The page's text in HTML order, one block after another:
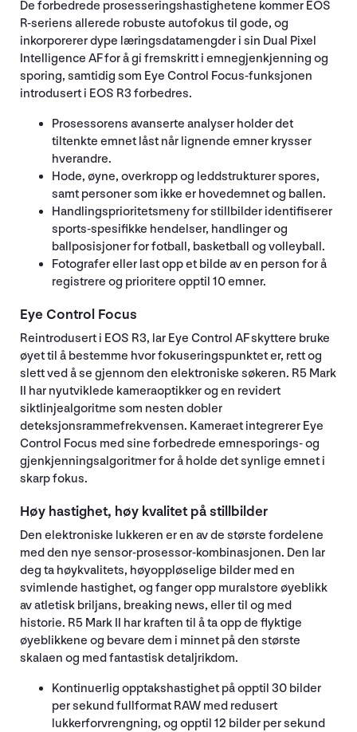
De forbedrede prosesseringshastighetene kommer EOS
R-seriens allerede robuste autofokus til gode, og
inkorporerer dype læringsdatamengder i sin Dual Pixel
Intelligence AF for å gi fremskritt i emnegjenkjenning og
sporing, samtidig som Eye Control Focus-funksjonen
introdusert i EOS R3 forbedres.
Prosessorens avanserte analyser holder det
tiltenkte emnet låst når lignende emner krysser
hverandre.
Hode, øyne, overkropp og leddstrukturer spores,
samt personer som ikke er hovedemnet og ballen.
Handlingsprioritetsmeny for stillbilder identifiserer
sports-spesifikke hendelser, handlinger og
ballposisjoner for fotball, basketball og volleyball.
Fotografer eller last opp et bilde av en person for å
registrere og prioritere opptil 10 emner.
Eye Control Focus
Reintrodusert i EOS R3, lar Eye Control AF skyttere bruke
øyet til å bestemme hvor fokuseringspunktet er, rett og
slett ved å se gjennom den elektroniske søkeren. R5 Mark
II har nyutviklede kameraoptikker og en revidert
siktlinjealgoritme som nesten dobler
deteksjonsrammefrekvensen. Kameraet integrerer Eye
Control Focus med sine forbedrede emnesporings- og
gjenkjenningsalgoritmer for å holde det synlige emnet i
skarp fokus.
Høy hastighet, høy kvalitet på stillbilder
Den elektroniske lukkeren er en av de største fordelene
med den nye sensor-prosessor-kombinasjonen. Den lar
deg ta høykvalitets, høyoppløselige bilder med en
svimlende hastighet, og fanger opp muralstore øyeblikk
av atletisk briljans, breaking news, eller til og med
historie. R5 Mark II har kraften til å ta opp de flyktige
øyeblikkene og bevare dem i minnet på den største
skalaen og med fantastisk detaljrikdom.
Kontinuerlig opptakshastighet på opptil 30 bilder
per sekund fullformat RAW med redusert
lukkerforvrengning, og opptil 12 bilder per sekund